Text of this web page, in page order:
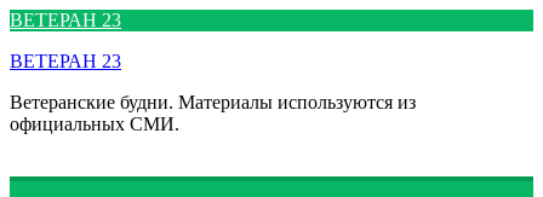
Перейти
содержимому
ВЕТЕРАН 23
ВЕТЕРАН 23
Ветеранские будни. Материалы используются из
официальных СМИ.